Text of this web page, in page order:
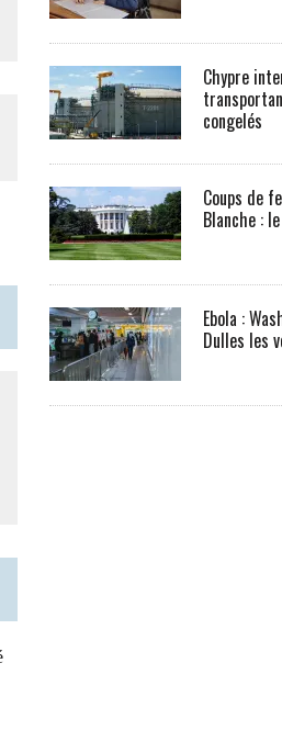
Chypre
congelés
Coups de
Blanche :
Ebola :
Dulles les